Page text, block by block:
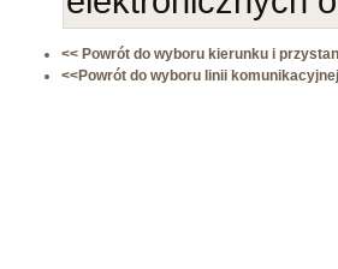
<< Powrót do wyboru kierunku i
<<Powrót do wyboru linii komunikacyjnej